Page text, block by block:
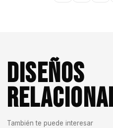
DISEÑOS
También te puede interesar